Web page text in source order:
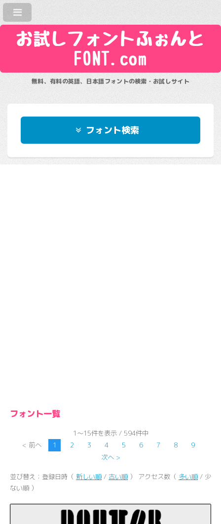
お試しフォントふぉんと
FONT.com
無料、有料の英語、日本語フォントの検索・お試しサイト
フォント検索
フォント一覧
1～15件を表示 / 594件中
< 前へ
1 2 3 4 5 6 7 8
9
次へ >
並び替え：登録日時（ 新しい順 / 古い順 ） アクセス数（ 多い順 / 少
ない順 ）